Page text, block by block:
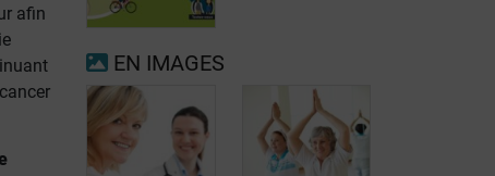
afin
Fibrillation
auriculaire
Insuffisance
pancréatique
exocrine
EN IMAGES